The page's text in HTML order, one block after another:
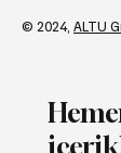
© 2024, ALTU